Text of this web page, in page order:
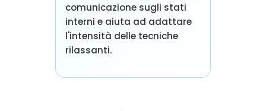
comunicazione sugli stati
interni e aiuta ad adattare
l'intensità delle tecniche
rilassanti.